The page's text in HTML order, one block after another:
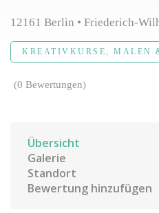
12161 Berlin • Friederich-
KREATIVKURSE, MALEN
(0 Bewertungen)
Übersicht
Galerie
Standort
Bewertung hinzufügen